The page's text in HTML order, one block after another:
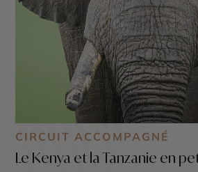
CIRCUIT ACCOMPAGNÉ
Le Kenya et la Tanzanie en